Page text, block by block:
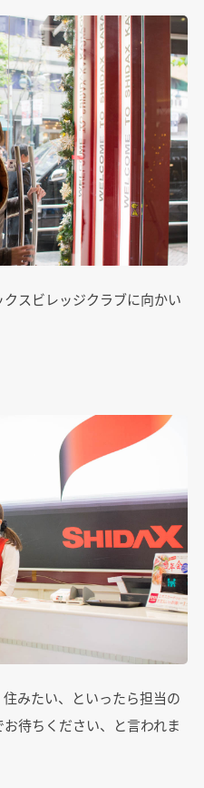
スビレッジクラブに向かい
みたい、といったら担当の
待ちください、と言われま